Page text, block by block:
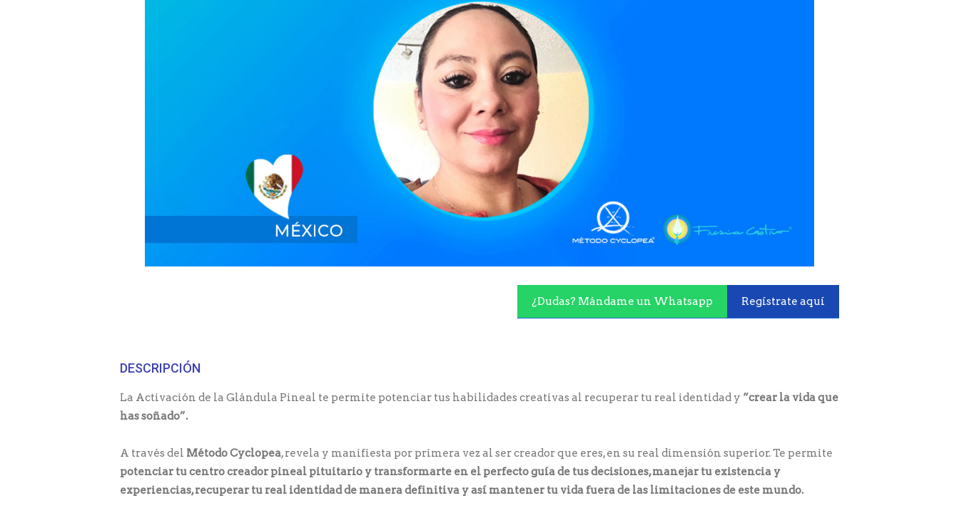
Regístrate aquí
¿Dudas? Mándame un Whatsapp
DESCRIPCIÓN
La Activación de la Glándula Pineal te permite potenciar tus habilidades creativas al recuperar tu real identidad y “crear la vida que
has soñado”.
A través del Método Cyclopea, revela y manifiesta por primera vez al ser creador que eres, en su real dimensión superior. Te permite
potenciar tu centro creador pineal pituitario y transformarte en el perfecto guía de tus decisiones, manejar tu existencia y
experiencias, recuperar tu real identidad de manera definitiva y así mantener tu vida fuera de las limitaciones de este mundo.